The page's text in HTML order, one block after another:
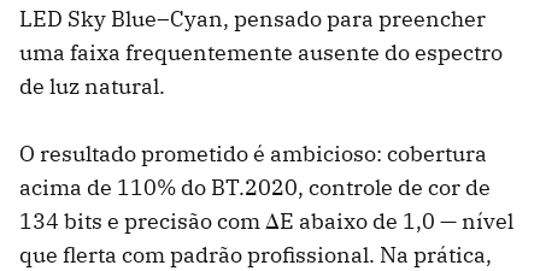
LED Sky Blue–Cyan, pensado para preencher
uma faixa frequentemente ausente do espectro
de luz natural.
O resultado prometido é ambicioso: cobertura
acima de 110% do BT.2020, controle de cor de
134 bits e precisão com ΔE abaixo de 1,0 — nível
que flerta com padrão profissional. Na prática,